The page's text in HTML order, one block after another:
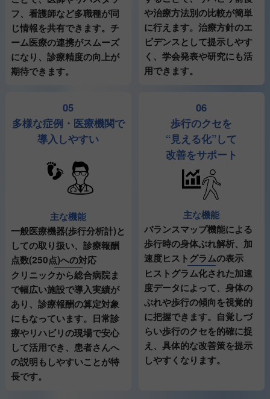
フ、看護師など多職種が同
じ情報を共有できます。チ
ーム医療の連携がスムーズ
になり、診療精度の向上が
期待できます。
や治療方法別の比較が簡単
に行えます。治療方針のエ
ビデンスとして提示しやす
く、学会発表や研究にも活
用できます。
05
多様な症例・医療機関で
導入しやすい
主な機能
一般医療機器(歩行分析計)と
しての取り扱い、診療報酬
点数(250点)への対応
クリニックから総合病院ま
で幅広い施設で導入実績が
あり、診療報酬の算定対象
にもなっています。日常診
療やリハビリの現場で安心
して活用でき、患者さんへ
の説明もしやすいことが特
長です。
06
歩行のクセを
“見える化”して
改善をサポート
主な機能
バランスマップ機能による
歩行時の身体ぶれ解析、加
速度ヒストグラムの表示
ヒストグラム化された加速
度データによって、身体の
ぶれや歩行の傾向を視覚的
に把握できます。自覚しづ
らい歩行のクセを的確に捉
え、具体的な改善策を提示
しやすくなります。